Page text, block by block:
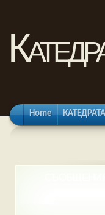
Home КАТЕДРАТА